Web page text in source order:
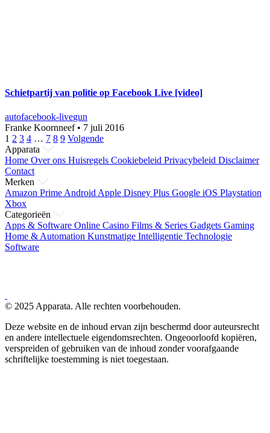
Schietpartij van politie op Facebook Live [video]
autofacebook-livegun
Franke Koornneef• 7 juli 2016
Berichten
paginering
1 2 3 4 … 7 8 9 Volgende
Apparata
Home Over ons Huisregels Cookiebeleid Privacybeleid Disclaimer
Contact
Merken
Amazon Prime Android Apple Disney Plus Google iOS Playstation
Xbox
Categorieën
Apps & Software Online Casino Films & Series Gadgets Gaming
Home & Automation Kunstmatige Intelligentie Technologie
Software
© 2025 Apparata. Alle rechten voorbehouden.
Deze website en de inhoud ervan zijn beschermd door auteursrecht
en andere intellectuele eigendomsrechten. Ongeoorloofd kopiëren,
verspreiden of gebruiken van de inhoud zonder voorafgaande
schriftelijke toestemming is niet toegestaan.